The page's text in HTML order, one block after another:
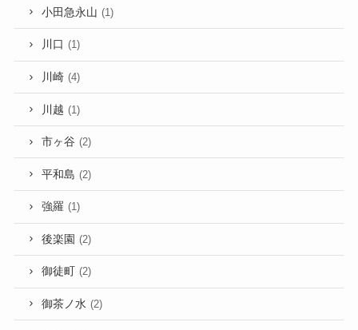
小田急永山 (1)
川口 (1)
川崎 (4)
川越 (1)
市ヶ谷 (2)
平和島 (2)
強羅 (1)
後楽園 (2)
御徒町 (2)
御茶ノ水 (2)